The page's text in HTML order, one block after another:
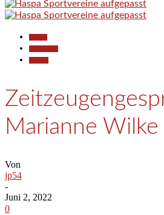
Marianne Wilke
Von
jp54
-
Juni 2, 2022
0